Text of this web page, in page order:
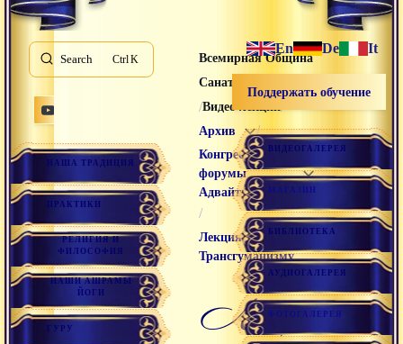
Search K
НАША ТРАДИЦИЯ
ПРАКТИКИ
РЕЛИГИЯ И
ФИЛОСОФИЯ
НАШИ АШРАМЫ
ЙОГИ
ГУРУ
Всемирная Община
Санатана Дхармы
/Видео лекции/
Архив /
Конгрессы и
форумы
Адвайты
/
Лекция по
Трансгуманизму
Лекция
En De It
Поддержать обучение
ВИДЕОГАЛЕРЕЯ
МАГАЗИН
БИБЛИОТЕКА
АУДИОГАЛЕРЕЯ
ФОТОГАЛЕРЕЯ